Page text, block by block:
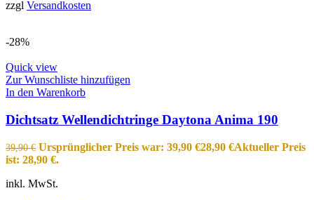
zzgl Versandkosten
-28%
Quick view
Zur Wunschliste hinzufügen
In den Warenkorb
Dichtsatz Wellendichtringe Daytona Anima 190
39,90€ Ursprünglicher Preis war: 39,90 €28,90 €Aktueller Preis
ist: 28,90 €.
inkl. MwSt.